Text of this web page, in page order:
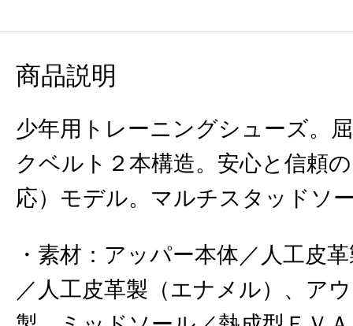
商品説明
少年用トレーニングシューズ。
クベルト２本構造。安心と信頼
応）モデル。マルチスタッドソ
素材 ： アッパー本体／人工皮
／人工皮革製（エナメル）、ア